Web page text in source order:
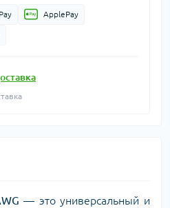
ApplePay
— это универсальный и